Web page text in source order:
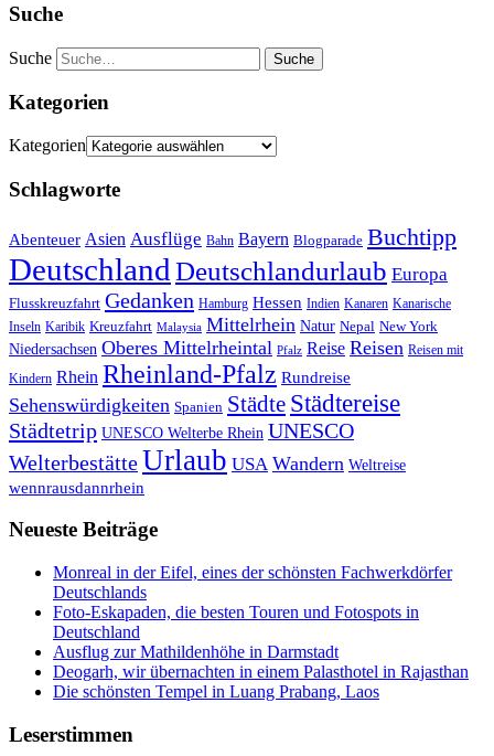
Suche
Suche
Kategorien
Kategorien
Schlagworte
Abenteuer Asien Ausflüge Bahn Bayern Blogparade Buchtipp
Deutschland Deutschlandurlaub Europa
Flusskreuzfahrt Gedanken Hamburg Hessen Indien Kanaren Kanarische
Inseln Karibik Kreuzfahrt Malaysia Mittelrhein Natur Nepal New York
Niedersachsen Oberes Mittelrheintal Pfalz Reise Reisen Reisen mit
Kindern Rhein Rheinland-Pfalz Rundreise
Sehenswürdigkeiten Spanien Städte Städtereise
Städtetrip UNESCO Welterbe Rhein UNESCO
WelterbestätteUrlaub USA Wandern Weltreise
wennrausdannrhein
Neueste Beiträge
Monreal in der Eifel, eines der schönsten Fachwerkdörfer
Deutschlands
Foto-Eskapaden, die besten Touren und Fotospots in
Deutschland
Ausflug zur Mathildenhöhe in Darmstadt
Deogarh, wir übernachten in einem Palasthotel in Rajasthan
Die schönsten Tempel in Luang Prabang, Laos
Leserstimmen